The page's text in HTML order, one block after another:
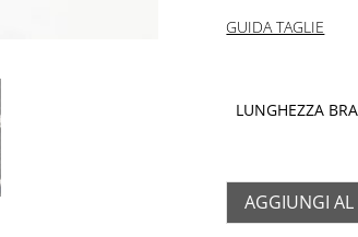
GUIDA TAGLIE
LUNGHEZZA
AGGIUNGI AL